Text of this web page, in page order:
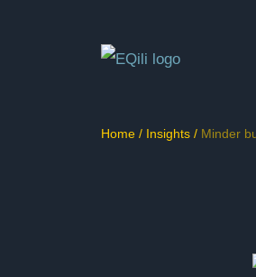
Home / Insights / Minder